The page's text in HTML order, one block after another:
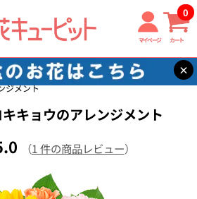
マイページ カート
0
×
開業祝い
【開店祝い・開業祝い】ひまわ
ジメント
キョウのアレンジメント
（1 件の商品レビュー）